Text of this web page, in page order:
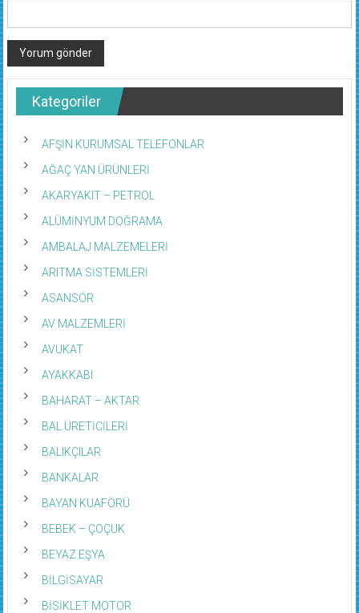
Kategoriler
AFŞİN KURUMSAL TELEFONLAR
AĞAÇ YAN ÜRÜNLERİ
AKARYAKIT – PETROL
ALÜMİNYUM DOĞRAMA
AMBALAJ MALZEMELERİ
ARITMA SİSTEMLERİ
ASANSÖR
AV MALZEMLERİ
AVUKAT
AYAKKABI
BAHARAT – AKTAR
BAL ÜRETİCİLERİ
BALIKÇILAR
BANKALAR
BAYAN KUAFÖRÜ
BEBEK – ÇOÇUK
BEYAZ EŞYA
BİLGİSAYAR
BİSİKLET MOTOR